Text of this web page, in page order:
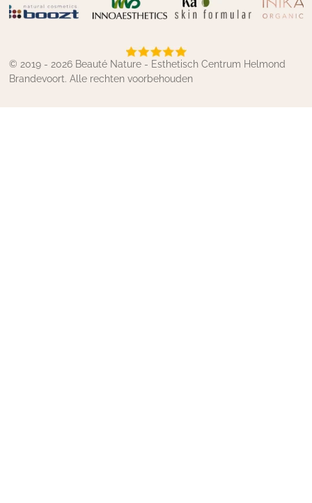
© 2019 - 2026 Beauté Nature - Esthetisch Centrum Helmond
Brandevoort. Alle rechten voorbehouden